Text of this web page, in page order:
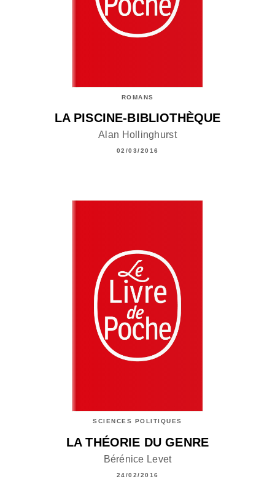
ROMANS
LA PISCINE-BIBLIOTHÈQUE
Alan Hollinghurst
02/03/2016
SCIENCES POLITIQUES
LA THÉORIE DU GENRE
Bérénice Levet
24/02/2016